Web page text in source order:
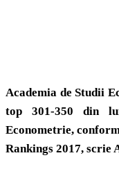
Academia de Studii
top 301-350 din
Econometrie,
Rankings 2017, scrie